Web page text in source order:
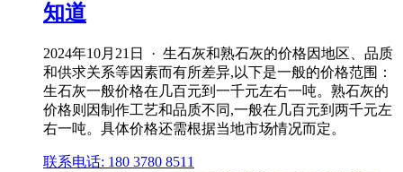
知道
2024年10月21日 · 生石灰和熟石灰的价格因地区、品质
和供求关系等因素而有所差异,以下是一般的价格范围：
生石灰一般价格在几百元到一千元左右一吨。熟石灰的
价格则因制作工艺和品质不同,一般在几百元到两千元左
右一吨。具体价格还需根据当地市场情况而定。
联系电话: 180 3780 8511